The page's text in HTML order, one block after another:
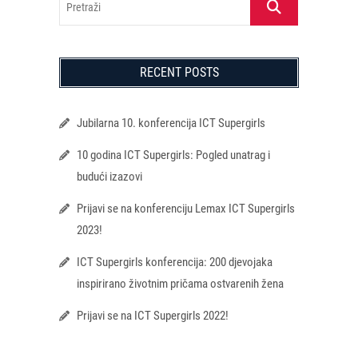
RECENT POSTS
Jubilarna 10. konferencija ICT Supergirls
10 godina ICT Supergirls: Pogled unatrag i
budući izazovi
Prijavi se na konferenciju Lemax ICT Supergirls
2023!
ICT Supergirls konferencija: 200 djevojaka
inspirirano životnim pričama ostvarenih žena
Prijavi se na ICT Supergirls 2022!